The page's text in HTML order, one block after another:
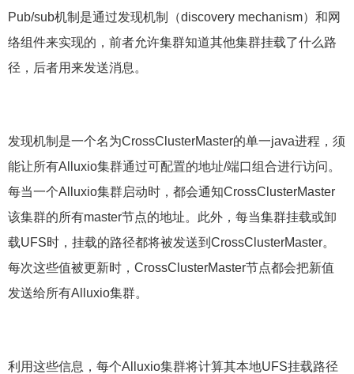
Pub/sub机制是通过发现机制（discovery mechanism）和网
络组件来实现的，前者允许集群知道其他集群挂载了什么路
径，后者用来发送消息。
发现机制是一个名为CrossClusterMaster的单一java进程，须
能让所有Alluxio集群通过可配置的地址/端口组合进行访问。
每当一个Alluxio集群启动时，都会通知CrossClusterMaster
该集群的所有master节点的地址。此外，每当集群挂载或卸
载UFS时，挂载的路径都将被发送到CrossClusterMaster。
每次这些值被更新时，CrossClusterMaster节点都会把新值
发送给所有Alluxio集群。
利用这些信息，每个Alluxio集群将计算其本地UFS挂载路径